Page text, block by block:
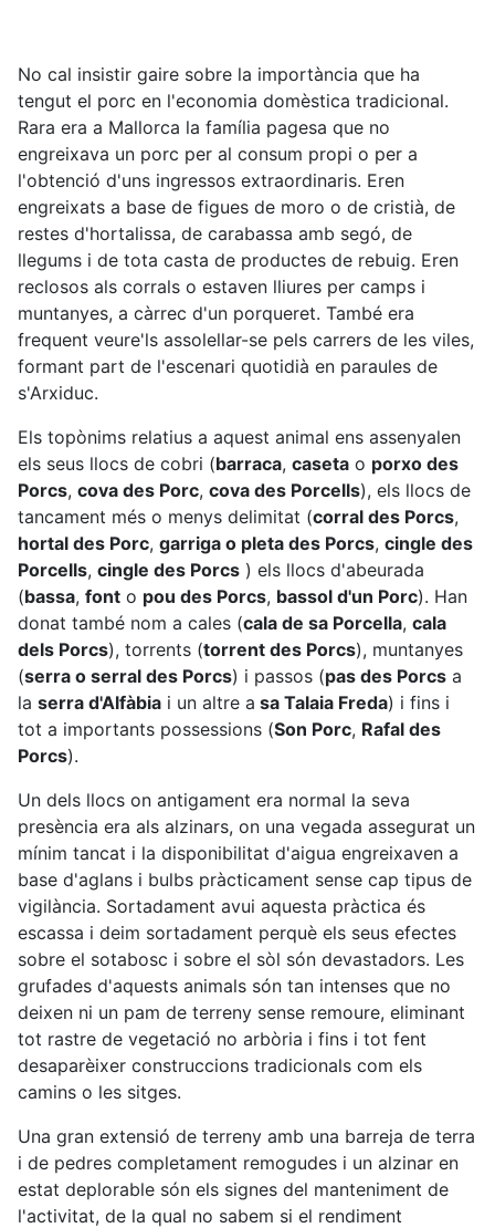
No cal insistir gaire sobre la importància que ha
tengut el porc en l'economia domèstica tradicional.
Rara era a Mallorca la família pagesa que no
engreixava un porc per al consum propi o per a
l'obtenció d'uns ingressos extraordinaris. Eren
engreixats a base de figues de moro o de cristià, de
restes d'hortalissa, de carabassa amb segó, de
llegums i de tota casta de productes de rebuig. Eren
reclosos als corrals o estaven lliures per camps i
muntanyes, a càrrec d'un porqueret. També era
frequent veure'ls assolellar-se pels carrers de les viles,
formant part de l'escenari quotidià en paraules de
s'Arxiduc.
Els topònims relatius a aquest animal ens assenyalen
els seus llocs de cobri (barraca, caseta o porxo des
Porcs, cova des Porc, cova des Porcells), els llocs de
tancament més o menys delimitat (corral des Porcs,
hortal des Porc, garriga o pleta des Porcs, cingle des
Porcells, cingle des Porcs ) els llocs d'abeurada
(bassa, font o pou des Porcs, bassol d'un Porc). Han
donat també nom a cales (cala de sa Porcella, cala
dels Porcs), torrents (torrent des Porcs), muntanyes
(serra o serral des Porcs) i passos (pas des Porcs a
la serra d'Alfàbia i un altre a sa Talaia Freda) i fins i
tot a importants possessions (Son Porc, Rafal des
Porcs).
Un dels llocs on antigament era normal la seva
presència era als alzinars, on una vegada assegurat un
mínim tancat i la disponibilitat d'aigua engreixaven a
base d'aglans i bulbs pràcticament sense cap tipus de
vigilància. Sortadament avui aquesta pràctica és
escassa i deim sortadament perquè els seus efectes
sobre el sotabosc i sobre el sòl són devastadors. Les
grufades d'aquests animals són tan intenses que no
deixen ni un pam de terreny sense remoure, eliminant
tot rastre de vegetació no arbòria i fins i tot fent
desaparèixer construccions tradicionals com els
camins o les sitges.
Una gran extensió de terreny amb una barreja de terra
i de pedres completament remogudes i un alzinar en
estat deplorable són els signes del manteniment de
l'activitat, de la qual no sabem si el rendiment